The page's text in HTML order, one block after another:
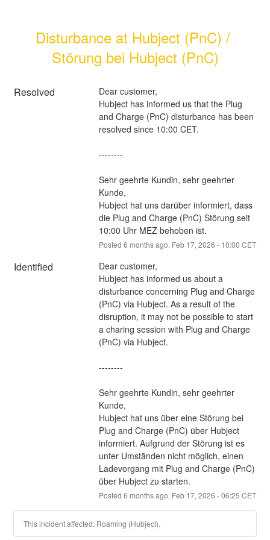
Disturbance at Hubject (PnC) /
Störung bei Hubject (PnC)
Resolved
Dear customer,
Hubject has informed us that the Plug
and Charge (PnC) disturbance has been
resolved since 10:00 CET.
--------
Sehr geehrte Kundin, sehr geehrter
Kunde,
Hubject hat uns darüber informiert, dass
die Plug and Charge (PnC) Störung seit
10:00 Uhr MEZ behoben ist.
Posted 6 months ago. Feb 17, 2026 - 10:00 CET
Identified
Dear customer,
Hubject has informed us about a
disturbance concerning Plug and Charge
(PnC) via Hubject. As a result of the
disruption, it may not be possible to start
a charing session with Plug and Charge
(PnC) via Hubject.
--------
Sehr geehrte Kundin, sehr geehrter
Kunde,
Hubject hat uns über eine Störung bei
Plug and Charge (PnC) über Hubject
informiert. Aufgrund der Störung ist es
unter Umständen nicht möglich, einen
Ladevorgang mit Plug and Charge (PnC)
über Hubject zu starten.
Posted 6 months ago. Feb 17, 2026 -06:25 CET
This incident affected: Roaming (Hubject).